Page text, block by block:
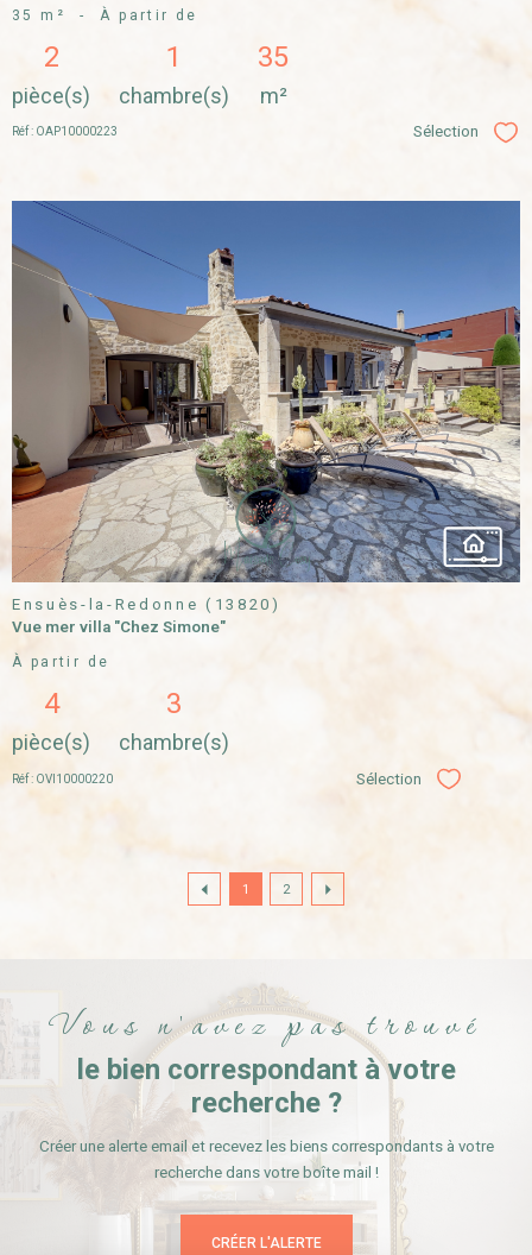
35 m² - À partir de
2
pièce(s)
1
chambre(s)
35
m²
Réf : OAP10000223 Sélection
VOIR LE
BIEN
Ensuès-la-Redonne (13820)
Vue mer villa "Chez Simone"
À partir de
4
pièce(s)
3
chambre(s)
Réf : OVI10000220 Sélection Sélectionner
1 2
Vous n'avez pas trouvé
le bien correspondant à votre
recherche ?
Créer une alerte email et recevez les biens correspondants à votre
recherche dans votre boîte mail !
CRÉER L'ALERTE